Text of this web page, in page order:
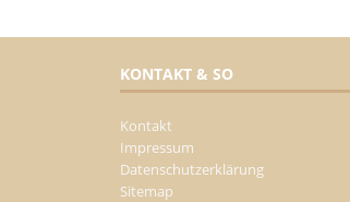
KONTAKT & SO
Kontakt
Impressum
Datenschutzerklärung
Sitemap